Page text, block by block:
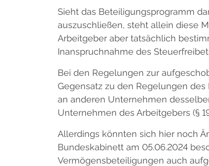
Sieht das Beteiligungsprogramm
auszuschließen, steht allein diese
Arbeitgeber aber tatsächlich
Inanspruchnahme des
Bei den Regelungen zur
Gegensatz zu den Regelungen
an anderen Unternehmen
Unternehmen des Arbeitgebers (§
Allerdings könnten sich hier noch
Bundeskabinett am 05.06.2024
Vermögensbeteiligungen auch